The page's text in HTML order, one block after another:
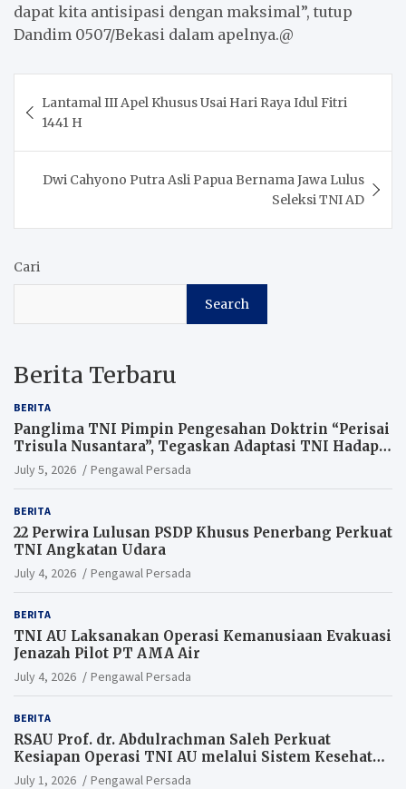
dapat kita antisipasi dengan maksimal”, tutup
Dandim 0507/Bekasi dalam apelnya.@
navigation
Lantamal III Apel Khusus Usai Hari Raya Idul Fitri
1441 H
Dwi Cahyono Putra Asli Papua Bernama Jawa Lulus
Seleksi TNI AD
Cari
Search
Berita Terbaru
BERITA
Panglima TNI Pimpin Pengesahan Doktrin “Perisai
Trisula Nusantara”, Tegaskan Adaptasi TNI Hadapi
Perang Modern
July 5, 2026 Pengawal Persada
BERITA
22 Perwira Lulusan PSDP Khusus Penerbang Perkuat
TNI Angkatan Udara
July 4, 2026 Pengawal Persada
BERITA
TNI AU Laksanakan Operasi Kemanusiaan Evakuasi
Jenazah Pilot PT AMA Air
July 4, 2026 Pengawal Persada
BERITA
RSAU Prof. dr. Abdulrachman Saleh Perkuat
Kesiapan Operasi TNI AU melalui Sistem Kesehatan
Andal
July 1, 2026 Pengawal Persada